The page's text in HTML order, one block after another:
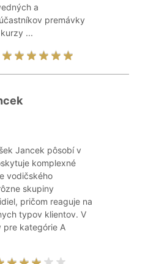
a
premávky
...
Jancek pôsobí v
komplexné
vodičského
skupiny
pričom reaguje na
typov klientov. V
pre kategórie A